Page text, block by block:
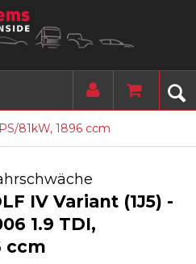
81kW, 1896 ccm
IV Variant (1J5) -
1.9 TDI,
ccm